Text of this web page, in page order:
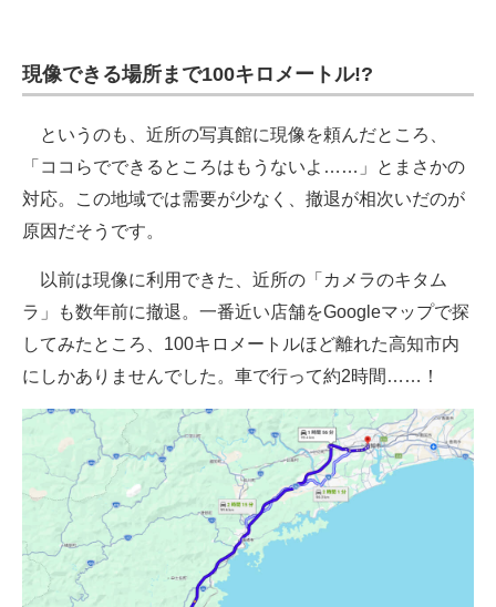
現像できる場所まで100キロメートル!?
というのも、近所の写真館に現像を頼んだところ、
「ココらでできるところはもうないよ……」とまさかの
対応。この地域では需要が少なく、撤退が相次いだのが
原因だそうです。
以前は現像に利用できた、近所の「カメラのキタム
ラ」も数年前に撤退。一番近い店舗をGoogleマップで探
してみたところ、100キロメートルほど離れた高知市内
にしかありませんでした。車で行って約2時間……！